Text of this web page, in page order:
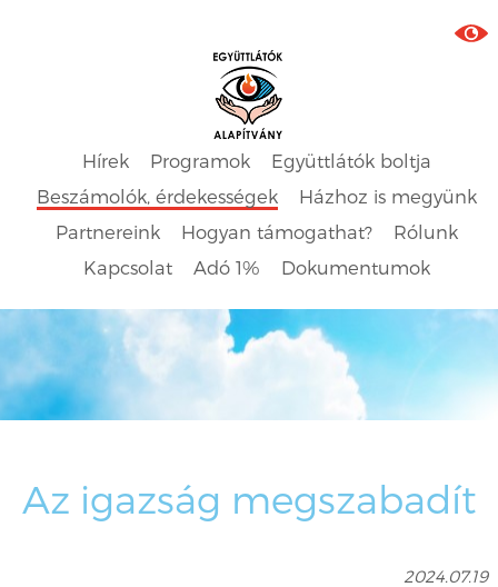
Hírek Programok
Együttlátók boltja
Beszámolók, érdekességek
Házhoz is megyünk
Partnereink
Hogyan támogathat?
Rólunk
Kapcsolat
Adó 1% Dokumentumok
Az igazság megszabadít
2024.07.19